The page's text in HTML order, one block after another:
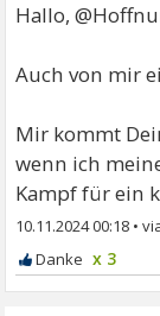
Hallo,
Auch von mir
Mir kommt
wenn ich
Kampf für ein
10.11.2024 00:18 •
x 3